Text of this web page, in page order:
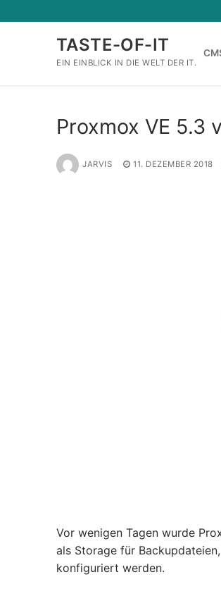
Inhalt
TASTE-OF-IT
EIN EINBLICK IN DIE WELT DER IT.
Proxmox VE 5.3
JARVIS 11. DEZEMBER 2018
Vor wenigen Tagen wurde
als Storage für
konfiguriert werden.